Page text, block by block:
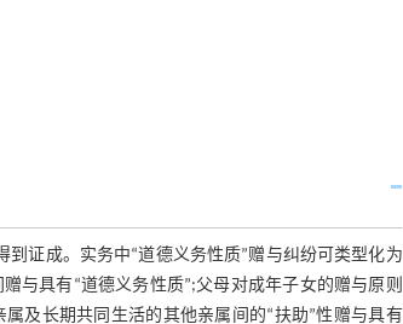
证成。实务中“道德义务性质”赠与纠纷可类型化为
与具有“道德义务性质”;父母对成年子女的赠与原则
及长期共同生活的其他亲属间的“扶助”性赠与具有